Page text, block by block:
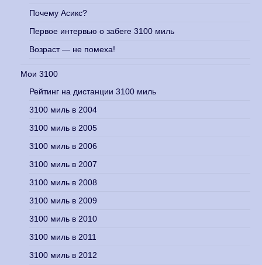
Почему Асикс?
Первое интервью о забеге 3100 миль
Возраст — не помеха!
Мои 3100
Рейтинг на дистанции 3100 миль
3100 миль в 2004
3100 миль в 2005
3100 миль в 2006
3100 миль в 2007
3100 миль в 2008
3100 миль в 2009
3100 миль в 2010
3100 миль в 2011
3100 миль в 2012